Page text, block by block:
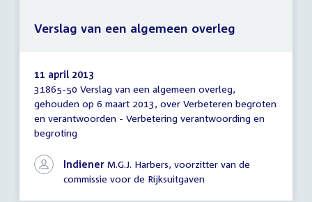
Verslag
van
een
algemeen
11 april 2013
31865-50 Verslag van een algemeen overleg,
gehouden op 6 maart 2013, over Verbeteren begroten
en verantwoorden - Verbetering verantwoording en
begroting
Indiener M.G.J. Harbers, voorzitter van de
commissie voor de Rijksuitgaven
Verslag van een algemeen overleg